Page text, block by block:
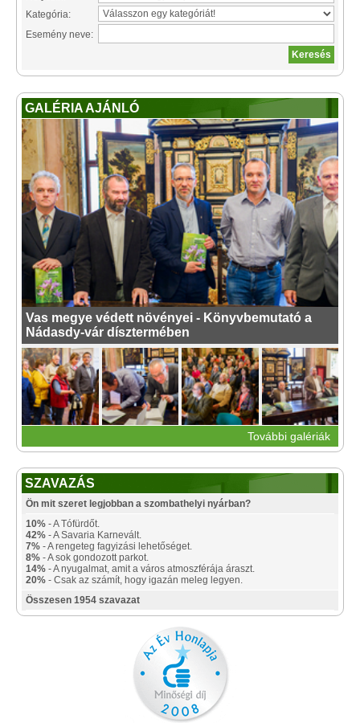
Kategória:
Esemény neve:
GALÉRIA AJÁNLÓ
Vas megye védett növényei - Könyvbemutató a
Nádasdy-vár dísztermében
További galériák
SZAVAZÁS
Ön mit szeret legjobban a szombathelyi nyárban?
10% - A Tófürdőt.
42% - A Savaria Karnevált.
7% - A rengeteg fagyizási lehetőséget.
8% - A sok gondozott parkot.
14% - A nyugalmat, amit a város atmoszférája áraszt.
20% - Csak az számít, hogy igazán meleg legyen.
Összesen 1954 szavazat